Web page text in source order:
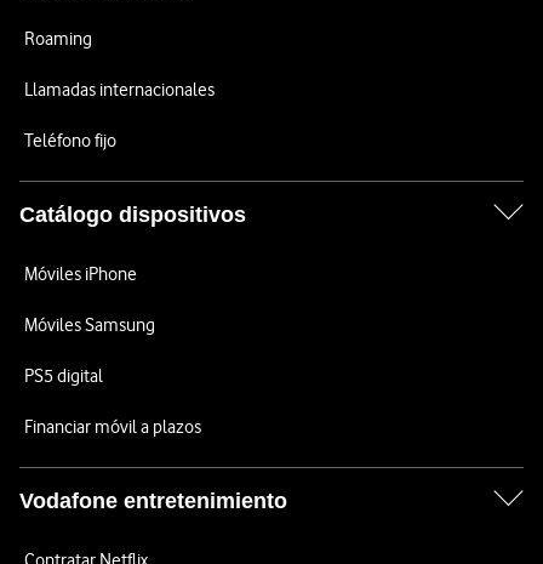
Roaming
Llamadas internacionales
Teléfono fijo
Catálogo dispositivos
Móviles iPhone
Móviles Samsung
PS5 digital
Financiar móvil a plazos
Vodafone entretenimiento